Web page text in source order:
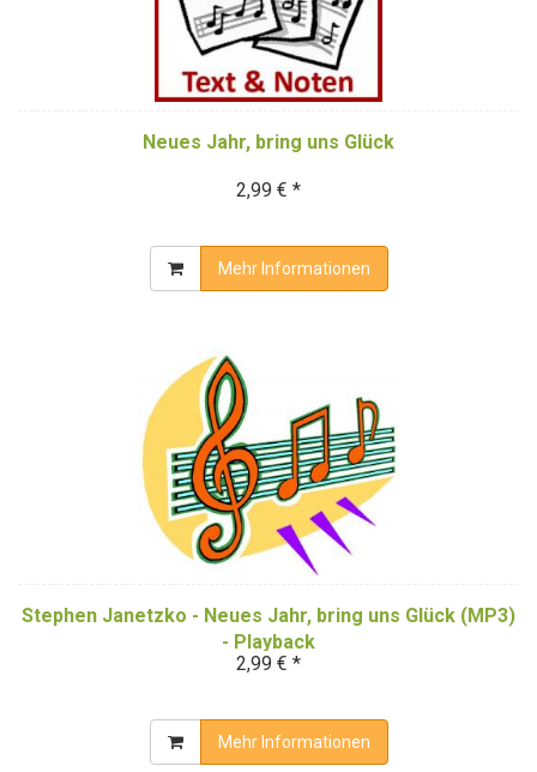
Neues Jahr, bring uns Glück
2,99 € *
Mehr Informationen
Stephen Janetzko - Neues Jahr, bring uns Glück (MP3)
- Playback
2,99 € *
Mehr Informationen